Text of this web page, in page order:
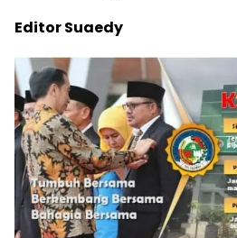
Editor Suaedy